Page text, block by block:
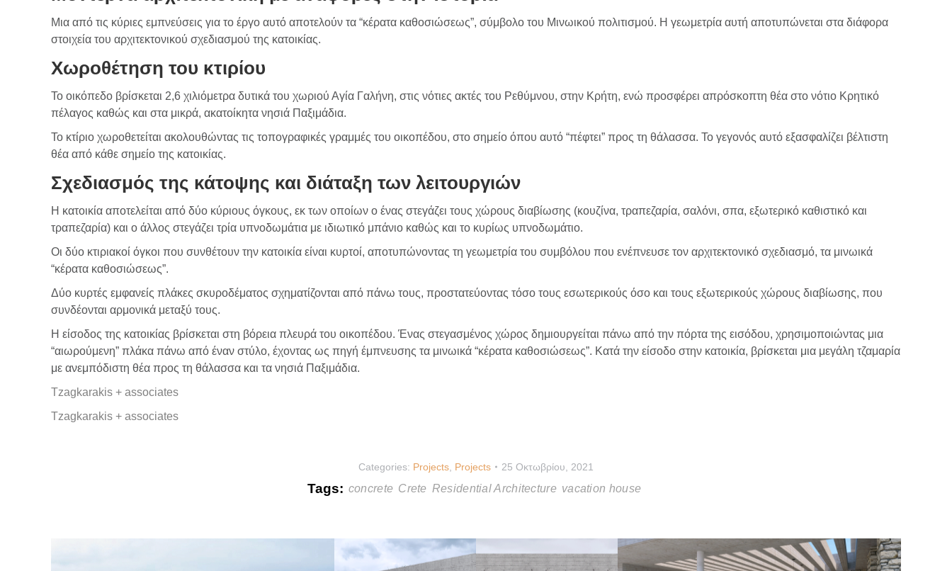
Μια από τις κύριες εμπνεύσεις για το έργο αυτό αποτελούν τα “κέρατα καθοσιώσεως”, σύμβολο του Μινωικού πολιτισμού. Η γεωμετρία αυτή αποτυπώνεται στα διάφορα
στοιχεία του αρχιτεκτονικού σχεδιασμού της κατοικίας.
Χωροθέτηση του κτιρίου
Το οικόπεδο βρίσκεται 2,6 χιλιόμετρα δυτικά του χωριού Αγία Γαλήνη, στις νότιες ακτές του Ρεθύμνου, στην Κρήτη, ενώ προσφέρει απρόσκοπτη θέα στο νότιο Κρητικό
πέλαγος καθώς και στα μικρά, ακατοίκητα νησιά Παξιμάδια.
Το κτίριο χωροθετείται ακολουθώντας τις τοπογραφικές γραμμές του οικοπέδου, στο σημείο όπου αυτό “πέφτει” προς τη θάλασσα. Το γεγονός αυτό εξασφαλίζει βέλτιστη
θέα από κάθε σημείο της κατοικίας.
Σχεδιασμός της κάτοψης και διάταξη των λειτουργιών
Η κατοικία αποτελείται από δύο κύριους όγκους, εκ των οποίων ο ένας στεγάζει τους χώρους διαβίωσης (κουζίνα, τραπεζαρία, σαλόνι, σπα, εξωτερικό καθιστικό και
τραπεζαρία) και ο άλλος στεγάζει τρία υπνοδωμάτια με ιδιωτικό μπάνιο καθώς και το κυρίως υπνοδωμάτιο.
Οι δύο κτιριακοί όγκοι που συνθέτουν την κατοικία είναι κυρτοί, αποτυπώνοντας τη γεωμετρία του συμβόλου που ενέπνευσε τον αρχιτεκτονικό σχεδιασμό, τα μινωικά
“κέρατα καθοσιώσεως”.
Δύο κυρτές εμφανείς πλάκες σκυροδέματος σχηματίζονται από πάνω τους, προστατεύοντας τόσο τους εσωτερικούς όσο και τους εξωτερικούς χώρους διαβίωσης, που
συνδέονται αρμονικά μεταξύ τους.
Η είσοδος της κατοικίας βρίσκεται στη βόρεια πλευρά του οικοπέδου. Ένας στεγασμένος χώρος δημιουργείται πάνω από την πόρτα της εισόδου, χρησιμοποιώντας μια
“αιωρούμενη” πλάκα πάνω από έναν στύλο, έχοντας ως πηγή έμπνευσης τα μινωικά “κέρατα καθοσιώσεως”. Κατά την είσοδο στην κατοικία, βρίσκεται μια μεγάλη τζαμαρία
με ανεμπόδιστη θέα προς τη θάλασσα και τα νησιά Παξιμάδια.
Tzagkarakis + associates
Tzagkarakis + associates
Categories: Projects Projects 25 Οκτωβρίου, 2021
Tags: concrete Crete Residential Architecture vacation house